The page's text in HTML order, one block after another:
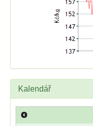
Kalendář